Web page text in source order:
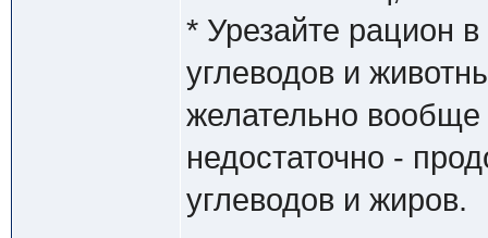
* Урезайте рацион
углеводов и
желательно вообще
недостаточно -
углеводов и жиров.